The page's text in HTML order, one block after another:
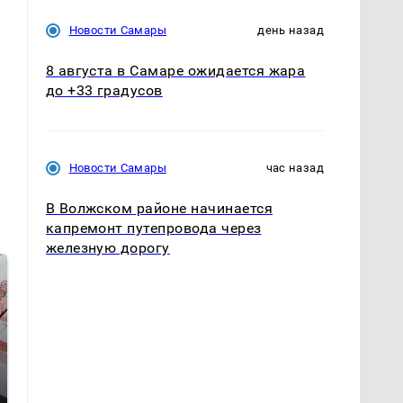
Новости Самары день назад
8 августа в Самаре ожидается жара
до +33 градусов
Новости Самары час назад
В Волжском районе начинается
капремонт путепровода через
железную дорогу